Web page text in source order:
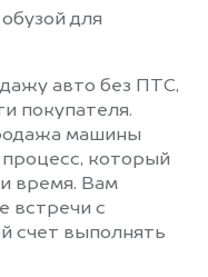
для
авто без ПТС,
покупателя.
машины
который
время. Вам
встречи с
счет выполнять